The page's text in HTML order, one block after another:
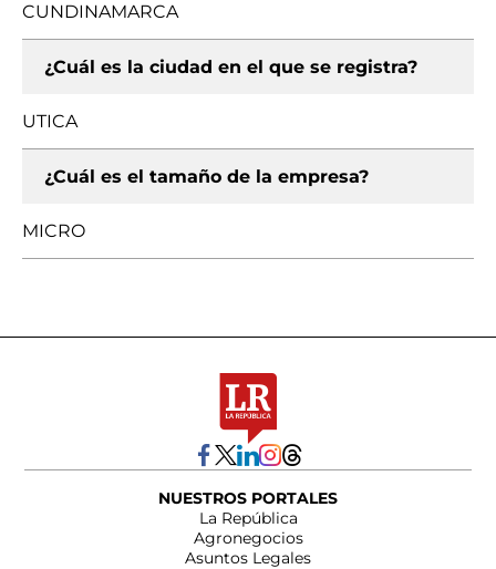
CUNDINAMARCA
¿Cuál es la ciudad en el que se registra?
UTICA
¿Cuál es el tamaño de la empresa?
MICRO
NUESTROS PORTALES
La República
Agronegocios
Asuntos Legales